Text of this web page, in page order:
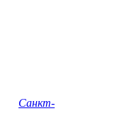
Санкт-